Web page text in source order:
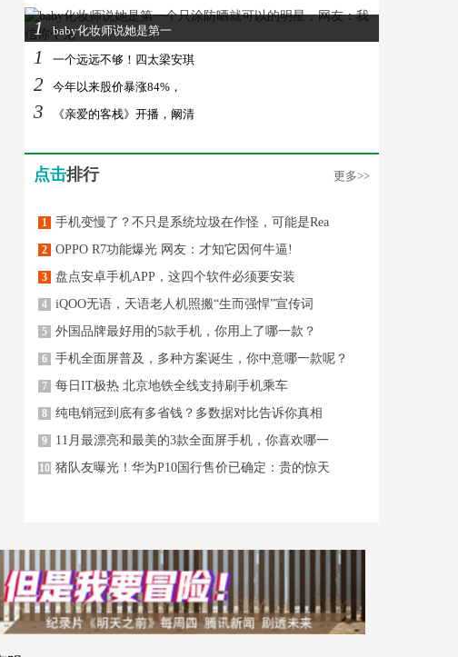
1 baby化妆师说她是第一
1 一个远远不够！四太梁安琪
2 今年以来股价暴涨84%，
3 《亲爱的客栈》开播，阚清
点击排行 更多>>
1 手机变慢了？不只是系统垃圾在作怪，可能是Rea
2 OPPO R7功能爆光 网友：才知它因何牛逼!
3 盘点安卓手机APP，这四个软件必须要安装
4 iQOO无语，天语老人机照搬“生而强悍”宣传词
5 外国品牌最好用的5款手机，你用上了哪一款？
6 手机全面屏普及，多种方案诞生，你中意哪一款呢？
7 每日IT极热 北京地铁全线支持刷手机乘车
8 纯电销冠到底有多省钱？多数据对比告诉你真相
9 11月最漂亮和最美的3款全面屏手机，你喜欢哪一
10 猪队友曝光！华为P10国行售价已确定：贵的惊天